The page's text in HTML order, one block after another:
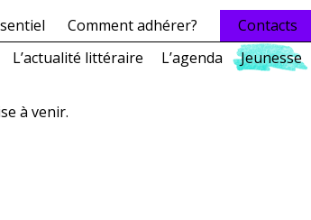
Comment adhérer?
Contacts
L’actualité littéraire L’agenda Jeunesse
à venir.